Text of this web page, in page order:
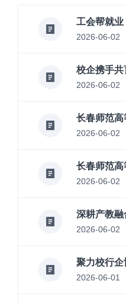
工会帮就业
2026-06-02
校企携手
2026-06-02
长春师范
2026-06-02
长春师范
2026-06-02
深耕产教
2026-06-02
聚力校行
2026-06-01